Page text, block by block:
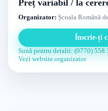
Preț variabil / la
Organizator: Școala Română
Înscrie-ți
Sună pentru detalii: (0770) 558
Vezi website organizator